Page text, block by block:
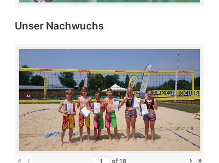
Unser Nachwuchs
« ‹ of 18 › »